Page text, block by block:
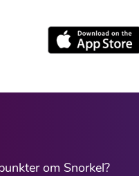
om Snorkel?